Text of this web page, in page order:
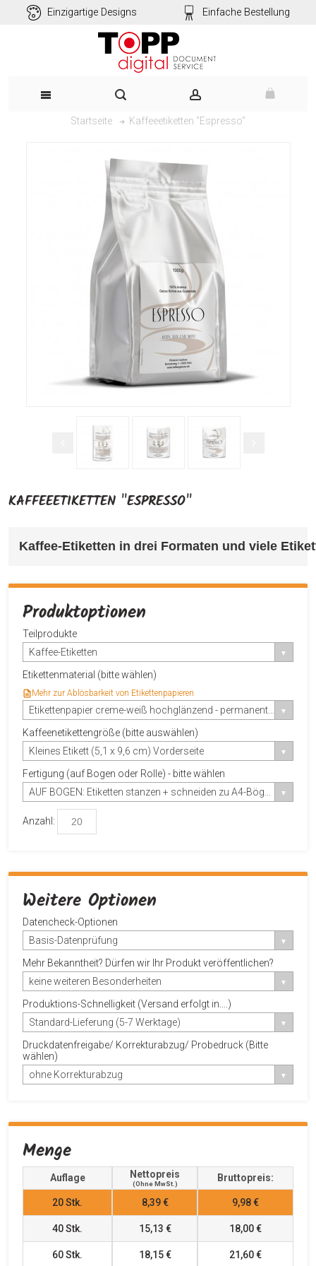
Einzigartige Designs Einfache Bestellung
Startseite Kaffeeetiketten "Espresso"
KAFFEEETIKETTEN "ESPRESSO"
Kaffee-Etiketten in drei Formaten und viele
Produktoptionen
Teilprodukte
Kaffee-Etiketten
Etikettenmaterial (bitte wählen)
Mehr zur Ablösbarkeit von Etikettenpapieren
Kaffeenetikettengröße (bitte auswählen)
Kleines Etikett (5,1 x 9,6 cm) Vorderseite
Fertigung (auf Bogen oder Rolle) - bitte wählen
Anzahl:
Weitere Optionen
Datencheck-Optionen
Basis-Datenprüfung
Mehr Bekanntheit? Dürfen wir Ihr Produkt veröffentlichen?
keine weiteren Besonderheiten
Produktions-Schnelligkeit (Versand erfolgt in....)
Standard-Lieferung (5-7 Werktage)
Druckdatenfreigabe/ Korrekturabzug/ Probedruck (Bitte
wählen)
ohne Korrekturabzug
Menge
Auflage Nettopreis
(ohne MwSt.)
Bruttopreis:
20Stk. 8,39 € 9,98 €
40Stk. 15,13 € 18,00 €
60Stk. 18,15 € 21,60 €